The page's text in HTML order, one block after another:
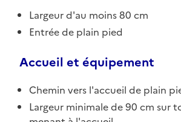
Largeur d'au moins 80 cm
Entrée de plain pied
Accueil et équipement
Chemin vers l'accueil de plain
Largeur minimale de 90 cm sur